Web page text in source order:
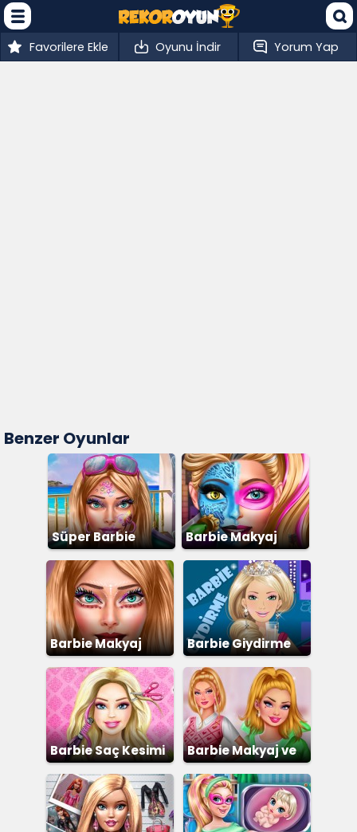
Favorilere Ekle Oyunu İndir Yorum Yap
Benzer Oyunlar
Süper Barbie
Makyaj
Barbie Makyaj
Barbie Makyaj
Yapma
Barbie Giydirme
Barbie Saç Kesimi
Barbie Makyaj ve
Giydirme